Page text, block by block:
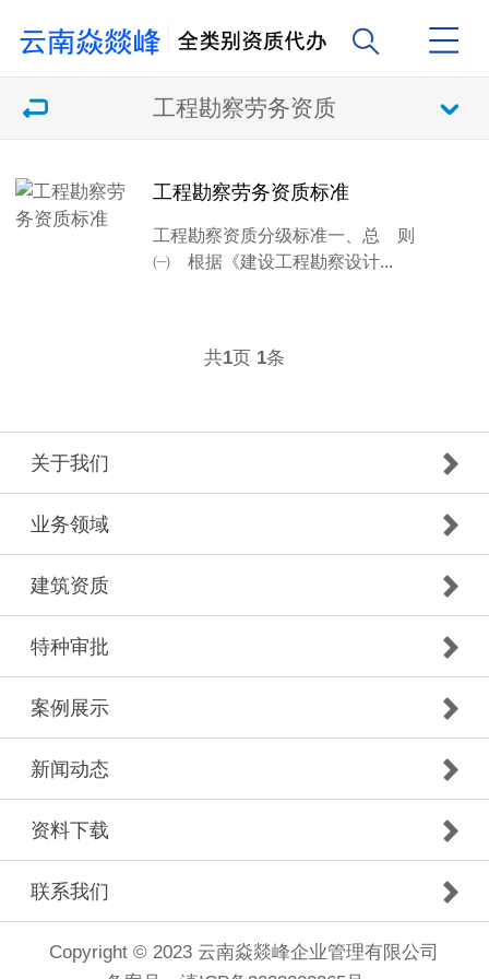
工程勘察劳务资质
工程勘察劳务资质标准
工程勘察资质分级标准一、总 则
㈠ 根据《建设工程勘察设计...
共1页 1条
关于我们
业务领域
建筑资质
特种审批
案例展示
新闻动态
资料下载
联系我们
Copyright © 2023 云南焱燚峰企业管理有限公司